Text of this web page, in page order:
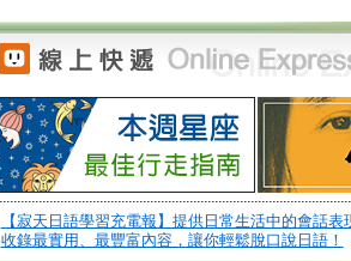
【寂天日語學習充電報】提供日常生活中的會話表
收錄最實用、最豐富內容，讓你輕鬆脫口說日語！